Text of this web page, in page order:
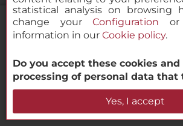
NH Collection Sevilla
Verificar
© 2000-2026 MINOR HOTELS EUROPE &
120. 28003 Madrid, España
statistical analysis on browsing
change yourConfiguration or
information in our Cookie policy.
Do you accept these cookies
processing of personal data that
Yes, I accept